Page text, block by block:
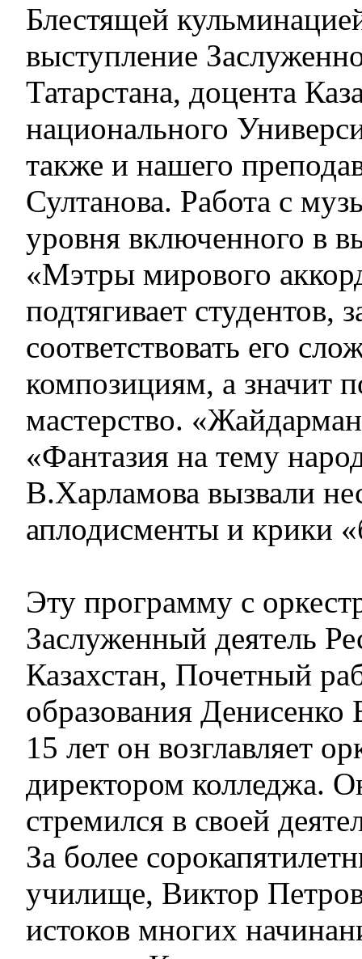
Блестящей
выступление
Татарстана, доцента
национального
также и нашего
Султанова. Работа с
уровня включенного в
«Мэтры мирового
подтягивает студентов,
соответствовать его
композициям, а значит
мастерство.
«Фантазия на тему
В.Харламова вызвали
аплодисменты и крики
Эту программу с
Заслуженный деятель
Казахстан, Почетный
образования
15 лет он возглавляет
директором колледжа.
стремился в своей
За более
училище, Виктор
истоков многих